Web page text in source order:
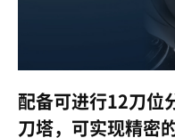
配备可进行12刀位
刀塔，可实现精密